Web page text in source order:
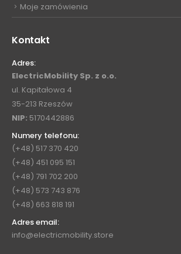
Moje zamówienia
Kontakt
Adres:
ElectricMobility Sp. z o.o.
ul. Kapitałowa 4
35-213 Rzeszów
NIP: 5170442886
Numery telefonu:
(+48) 517 370 420
(+48) 451 095 151
(+48) 791 702 200
(+48) 573 743 876
(+48) 663 818 191
Adres email:
info@electricmobility.store